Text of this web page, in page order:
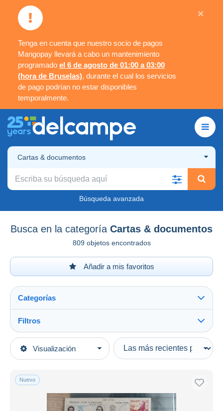
Tenga en cuenta que nuestro socio de pagos
Mangopay llevará a cabo un mantenimiento
programado el 6 de agosto de 01:00 a 03:00
(hora de Bruselas), durante el cual los servicios
de pago podrían no estar disponibles
temporalmente.
×
Cartas & documentos
Búsqueda avanzada
Busca en la categoría Cartas & documentos
809 objetos encontrados
Añadir a mis favoritos
Visualización
Categorías
Categorías principales
Oceanía
Nueva Caledonia
1940-1958
Filtros
Tipo de venta
Activas
Subastas sin pujas
Nuevo